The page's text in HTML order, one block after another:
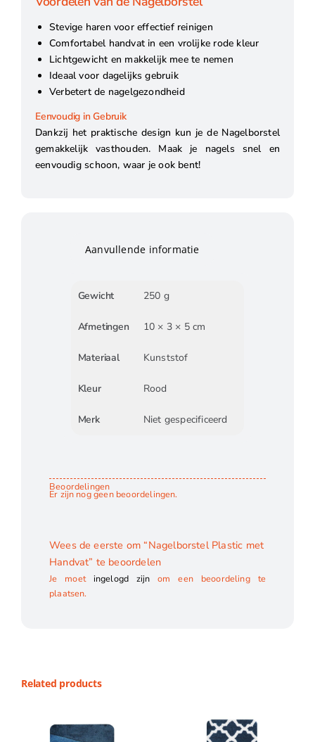
Stevige haren voor effectief reinigen
Comfortabel handvat in een vrolijke rode kleur
Lichtgewicht en makkelijk mee te nemen
Ideaal voor dagelijks gebruik
Verbetert de nagelgezondheid
Eenvoudig in Gebruik
Dankzij het praktische design kun je de Nagelborstel
gemakkelijk vasthouden. Maak je nagels snel en
eenvoudig schoon, waar je ook bent!
Aanvullende informatie
Gewicht 250 g
Afmetingen 10 × 3 × 5 cm
Materiaal Kunststof
Kleur Rood
Merk Niet gespecificeerd
Beoordelingen
Er zijn nog geen beoordelingen.
Wees de eerste om “Nagelborstel Plastic met
Handvat” te beoordelen
Je moet ingelogd zijn om een beoordeling te
plaatsen.
Related products